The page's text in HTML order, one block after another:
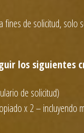
de solicitud, solo
los siguientes
de solicitud)
x 2 – incluyendo